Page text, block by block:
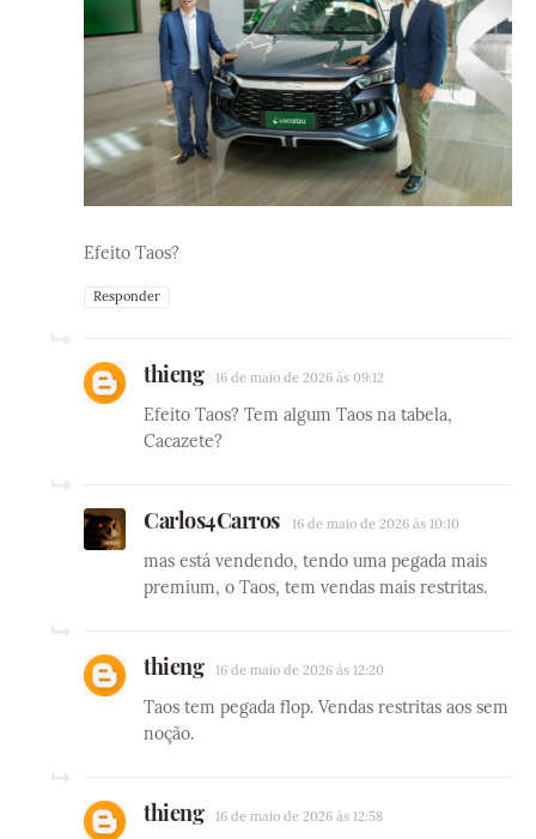
Efeito Taos?
Responder
thieng 16 de maio de 2026 às 09:12
Efeito Taos? Tem algum Taos na tabela,
Cacazete?
Carlos4Carros 16 de maio de 2026 às 10:10
mas está vendendo, tendo uma pegada mais
premium, o Taos, tem vendas mais restritas.
thieng 16 de maio de 2026 às 12:20
Taos tem pegada flop. Vendas restritas aos sem
noção.
thieng 16 de maio de 2026 às 12:58